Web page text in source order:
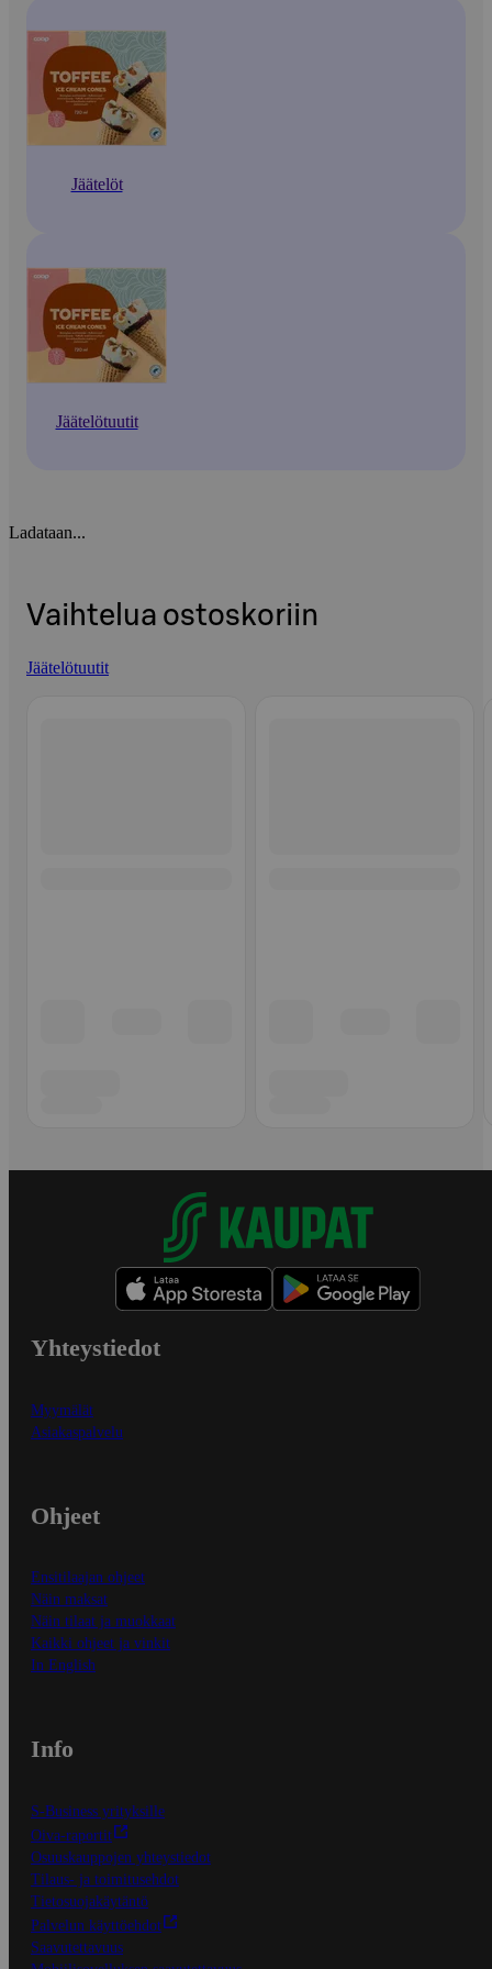
Jäätelöt
Jäätelötuutit
Ladataan...
Vaihtelua ostoskoriin
Jäätelötuutit
Yhteystiedot
Myymälät
Asiakaspalvelu
Ohjeet
Ensitilaajan ohjeet
Näin maksat
Näin tilaat ja muokkaat
Kaikki ohjeet ja vinkit
In English
Info
S-Business yrityksille
Oiva-raportit
Osuuskauppojen yhteystiedot
Tilaus- ja toimitusehdot
Tietosuojakäytäntö
Palvelun käyttöehdot
Saavutettavuus